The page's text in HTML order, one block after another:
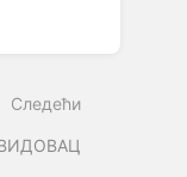
Следећи